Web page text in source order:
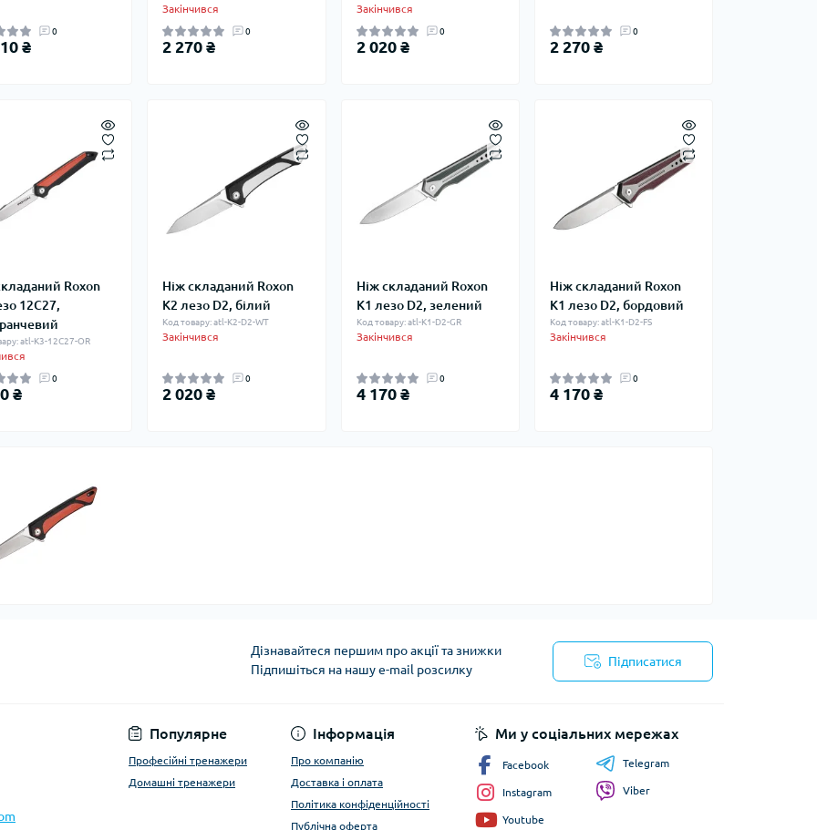
0
₴
Закінчився
0
2 270 ₴
Закінчився
0
2 020 ₴
0
2 270 ₴
Roxon
12C27,
atl-K3-12C27-OR
0
₴
Ніж складаний Roxon
K2 лезо D2, білий
Код товару: atl-K2-D2-WT
Закінчився
0
2 020 ₴
Ніж складаний Roxon
K1 лезо D2, зелений
Код товару: atl-K1-D2-GR
Закінчився
0
4 170 ₴
Ніж складаний Roxon
K1 лезо D2, бордовий
Код товару: atl-K1-D2-FS
Закінчився
0
4 170 ₴
Дізнавайтеся першим про акції та знижки
Підпишіться на нашу e-mail розсилку
Підписатися
Популярне
Професійні тренажери
Домашні тренажери
Інформація
Про компанію
Доставка і оплата
Політика конфіденційності
Публічна оферта
Ми у соціальних мережах
Facebook
Instagram
Youtube
Telegram
Viber